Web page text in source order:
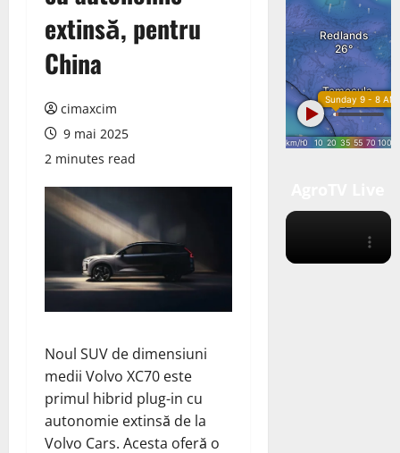
extinsă, pentru
China
cimaxcim
9 mai 2025
2 minutes read
Noul SUV de dimensiuni
medii Volvo XC70 este
primul hibrid plug-in cu
autonomie extinsă de la
Volvo Cars. Acesta oferă o